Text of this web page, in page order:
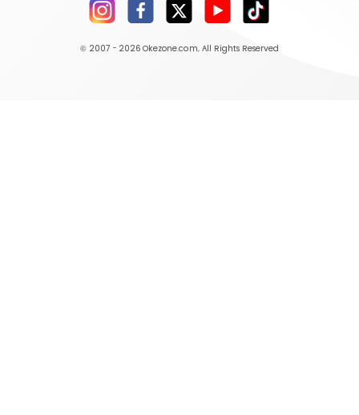
© 2007 - 2026 Okezone.com, All Rights Reserved